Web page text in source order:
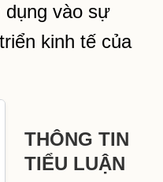
dụng vào sự
kinh tế của
THÔNG TIN
TIỂU LUẬN